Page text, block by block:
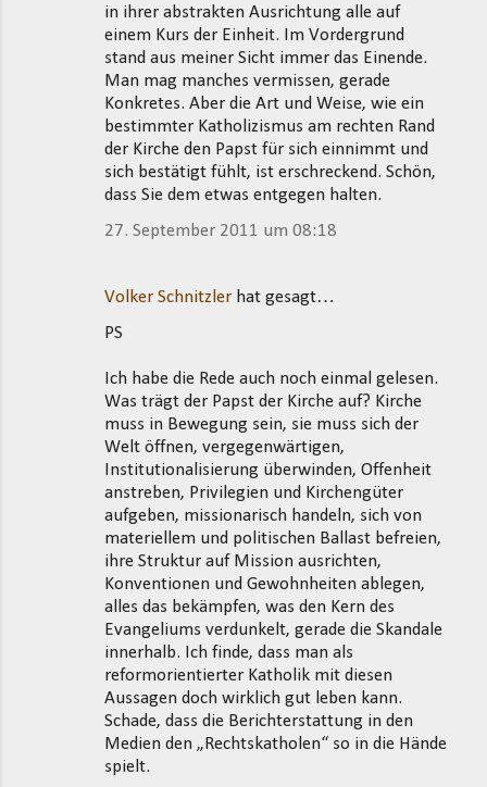
in ihrer abstrakten Ausrichtung alle auf
einem Kurs der Einheit. Im Vordergrund
stand aus meiner Sicht immer das Einende.
Man mag manches vermissen, gerade
Konkretes. Aber die Art und Weise, wie ein
bestimmter Katholizismus am rechten Rand
der Kirche den Papst für sich einnimmt und
sich bestätigt fühlt, ist erschreckend. Schön,
dass Sie dem etwas entgegen halten.
27. September 2011 um 08:18
Volker Schnitzler hat gesagt…
PS
Ich habe die Rede auch noch einmal gelesen.
Was trägt der Papst der Kirche auf? Kirche
muss in Bewegung sein, sie muss sich der
Welt öffnen, vergegenwärtigen,
Institutionalisierung überwinden, Offenheit
anstreben, Privilegien und Kirchengüter
aufgeben, missionarisch handeln, sich von
materiellem und politischen Ballast befreien,
ihre Struktur auf Mission ausrichten,
Konventionen und Gewohnheiten ablegen,
alles das bekämpfen, was den Kern des
Evangeliums verdunkelt, gerade die Skandale
innerhalb. Ich finde, dass man als
reformorientierter Katholik mit diesen
Aussagen doch wirklich gut leben kann.
Schade, dass die Berichterstattung in den
Medien den „Rechtskatholen“ so in die Hände
spielt.